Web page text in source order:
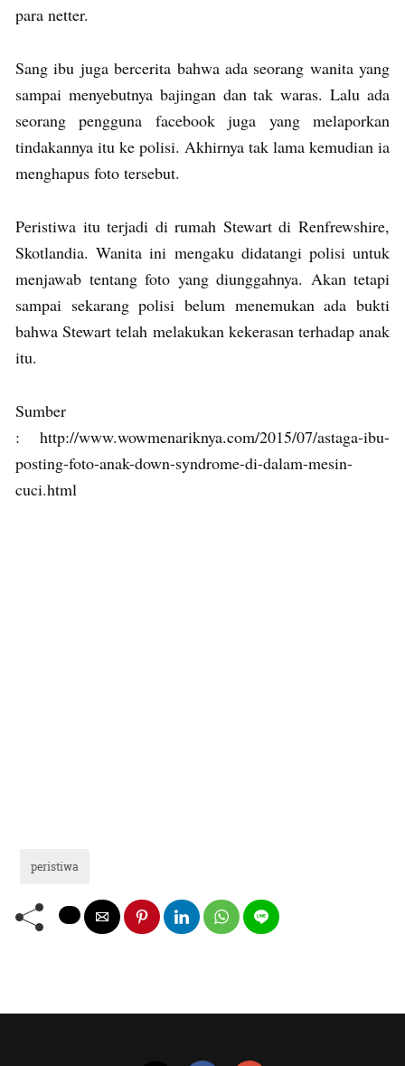
para netter.
Sang ibu juga bercerita bahwa ada seorang wanita yang
sampai menyebutnya bajingan dan tak waras. Lalu ada
seorang pengguna facebook juga yang melaporkan
tindakannya itu ke polisi. Akhirnya tak lama kemudian ia
menghapus foto tersebut.
Peristiwa itu terjadi di rumah Stewart di Renfrewshire,
Skotlandia. Wanita ini mengaku didatangi polisi untuk
menjawab tentang foto yang diunggahnya. Akan tetapi
sampai sekarang polisi belum menemukan ada bukti
bahwa Stewart telah melakukan kekerasan terhadap anak
itu.
Sumber
: http://www.wowmenariknya.com/2015/07/astaga-ibu-
posting-foto-anak-down-syndrome-di-dalam-mesin-
cuci.html
peristiwa